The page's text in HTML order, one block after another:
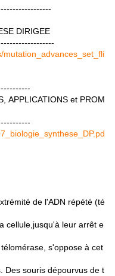
DIRIGEE
APPLICATIONS et PROM
de l'ADN répété (té
cellule,jusqu'à leur arrêt e
s'oppose à cet
Des souris dépourvus de t